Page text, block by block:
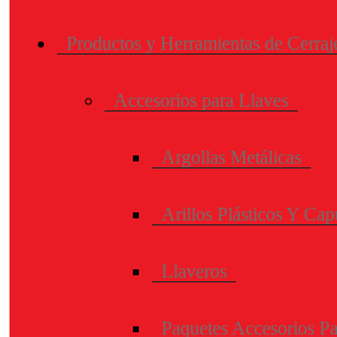
Productos y Herramientas de
Accesorios para Llaves
Argollas Metálicas
Arillos Plásticos Y
Llaveros
Paquetes Accesorios